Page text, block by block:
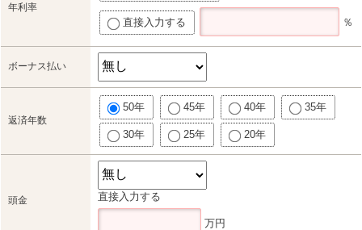
年利率
直接入力する ％
ボーナス払い
返済年数
50年 45年 40年 35年
30年 25年 20年
頭金 直接入力する
万円